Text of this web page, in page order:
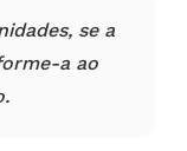
se a
a ao